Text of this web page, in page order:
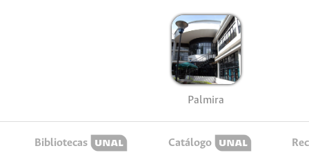
Palmira
Bibliotecas Catálogo